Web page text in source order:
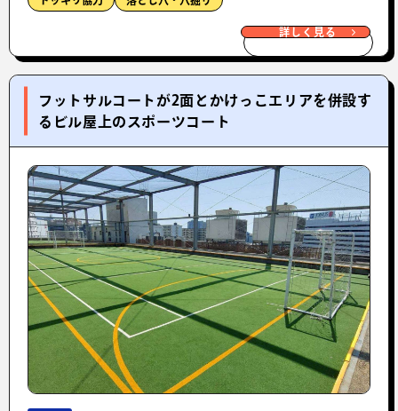
詳しく見る
フットサルコートが2面とかけっこエリアを併設す
るビル屋上のスポーツコート